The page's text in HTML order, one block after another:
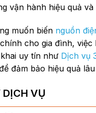
vận hành hiệu quả và
muốn biến nguồn
cho gia đình, việc
uy tín như Dịch vụ
đảm bảo hiệu quả lâu
VỤ